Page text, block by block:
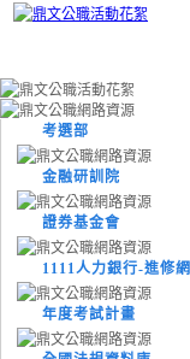
考選部
金融研訓院
證券基金會
1111人力銀行-進修網
年度考試計畫